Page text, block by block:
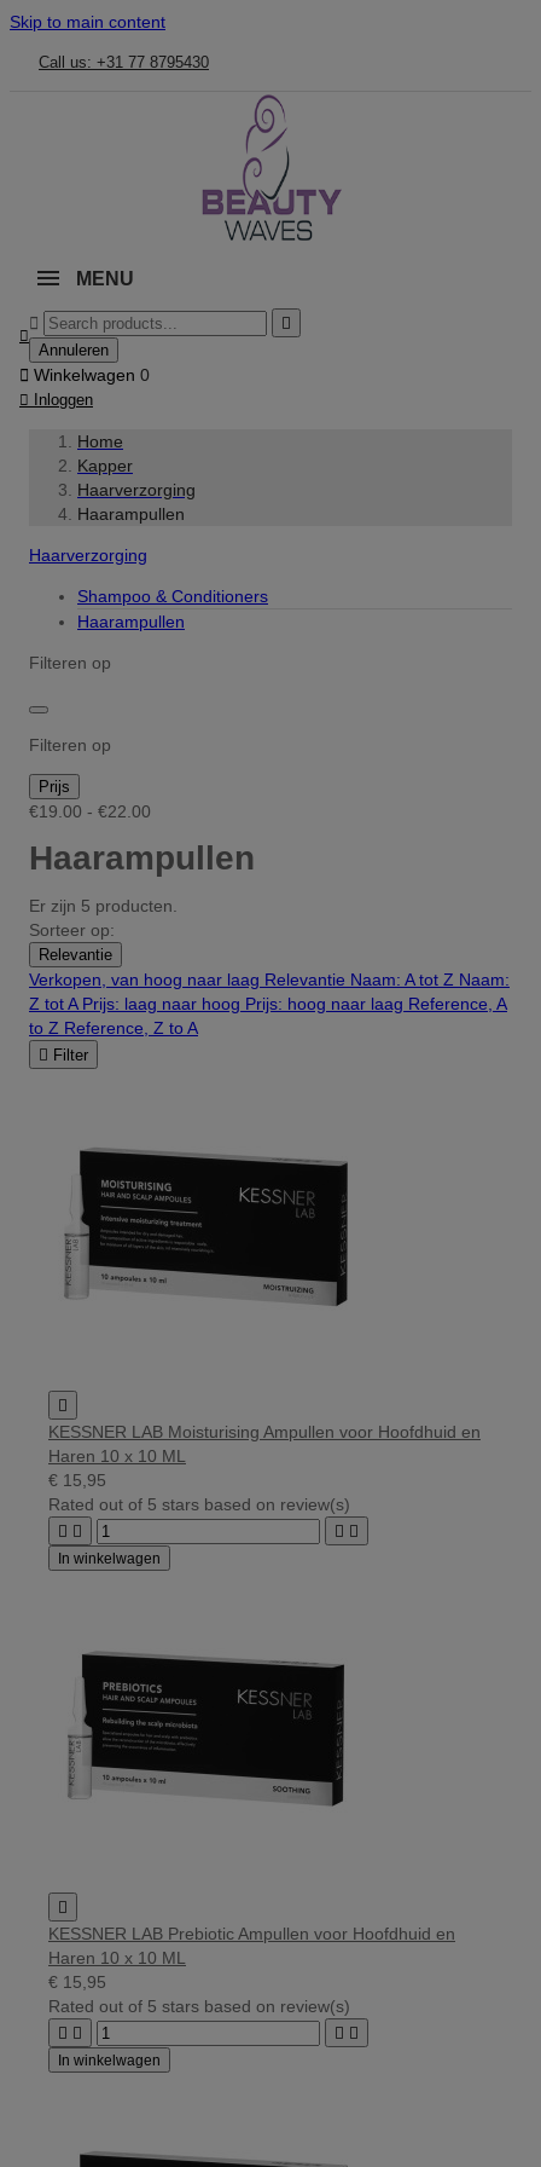
Skip to main content
Call us: +31 77 8795430
MENU



Annuleren
 Winkelwagen 0
 Inloggen
Home
Kapper
Haarverzorging
Haarampullen
Haarverzorging
Shampoo & Conditioners
Haarampullen
Filteren op
Filteren op
Prijs
€19.00 - €22.00
Haarampullen
Er zijn 5 producten.
Sorteer op:
Relevantie
Verkopen, van hoog naar laag Relevantie Naam: A tot Z Naam:
Z tot A Prijs: laag naar hoog Prijs: hoog naar laag Reference, A
to Z Reference, Z to A
 Filter

KESSNER LAB Moisturising Ampullen voor Hoofdhuid en
Haren 10 x 10 ML
€ 15,95
Rated out of 5 stars based on review(s)
   
In winkelwagen

KESSNER LAB Prebiotic Ampullen voor Hoofdhuid en
Haren 10 x 10 ML
€ 15,95
Rated out of 5 stars based on review(s)
   
In winkelwagen